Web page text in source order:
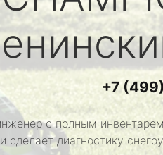
+7
с полным
сделает диагностику